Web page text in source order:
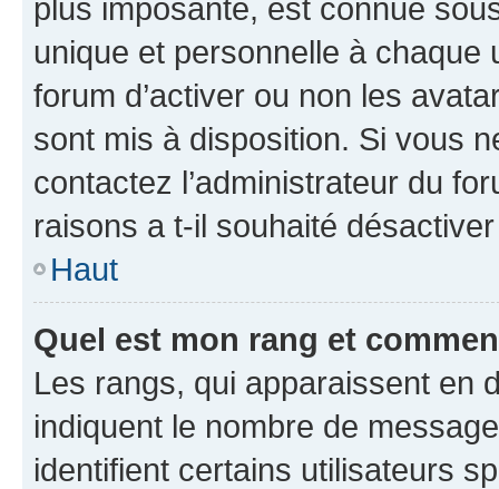
plus imposante, est connue
unique et personnelle à chaque
forum d’activer ou non les
sont mis à disposition. Si vous
contactez l’administrateur du
raisons a t-il souhaité
Haut
Quel est mon rang et
Les rangs, qui apparaissent en
indiquent le nombre de
identifient certains utilisateurs